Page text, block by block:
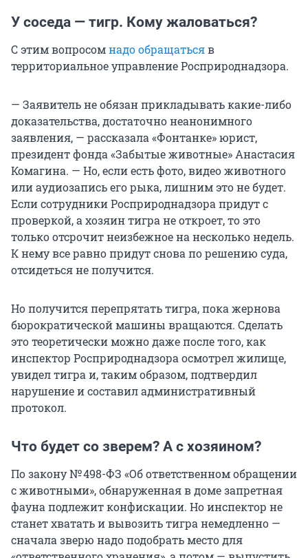
У соседа — тигр. Кому жаловаться?
С этим вопросомнадо обращатьсяв
территориальное управление Росприроднадзора.
— Заявитель не обязан прикладывать какие-либо
доказательства, достаточно неанонимного
заявления, — рассказала «Фонтанке» юрист,
президент фонда «Забытые животные» Анастасия
Комагина. — Но, если есть фото, видео животного
или аудиозапись его рыка, лишним это не будет.
Если сотрудники Росприроднадзора придут с
проверкой, а хозяин тигра не откроет, то это
только отсрочит неизбежное на несколько недель.
К нему все равно придут снова по решению суда,
отсидеться не получится.
Но получится перепрятать тигра, пока жернова
бюрократической машины вращаются. Сделать
это теоретически можно даже после того, как
инспектор Росприроднадзора осмотрел жилище,
увидел тигра и, таким образом, подтвердил
нарушение и составил административный
протокол.
Что будет со зверем? А с хозяином?
По закону № 498-ФЗ «Об ответственном обращении
с животными», обнаруженная в доме запретная
фауна подлежит конфискации. Но инспектор не
станет хватать и вывозить тигра немедленно —
сначала зверю надо подобрать место для